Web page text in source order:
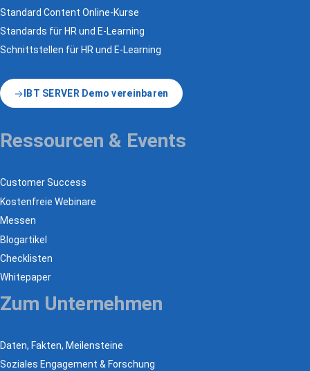
Standard Content Online-Kurse
Standards für HR und E-Learning
Schnittstellen für HR und E-Learning
IBT SERVER Demo vereinbaren
Ressourcen & Events
Customer Success
Kostenfreie Webinare
Messen
Blogartikel
Checklisten
Whitepaper
Zum Unternehmen
Daten, Fakten, Meilensteine
Soziales Engagement & Forschung